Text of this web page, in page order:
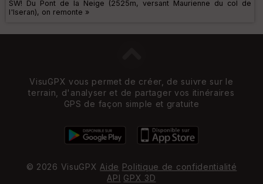
SW! Du Pont de la Neige (2525m, versant Maurienne du col de
l'Iseran), on remonte »
VisuGPX vous permet de créer, de suivre sur le
terrain, d'analyser et de partager vos itinéraires
GPS de façon simple et gratuite
© 2026 VisuGPXAide Politique de confidentialité
API
GPX 3D